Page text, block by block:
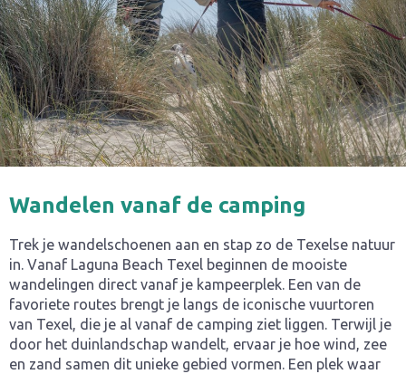
Wandelen vanaf de camping
Trek je wandelschoenen aan en stap zo de Texelse natuur
in. Vanaf Laguna Beach Texel beginnen de mooiste
wandelingen direct vanaf je kampeerplek. Een van de
favoriete routes brengt je langs de iconische vuurtoren
van Texel, die je al vanaf de camping ziet liggen. Terwijl je
door het duinlandschap wandelt, ervaar je hoe wind, zee
en zand samen dit unieke gebied vormen. Een plek waar